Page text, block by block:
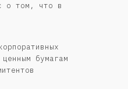
о том, что в
бумагам